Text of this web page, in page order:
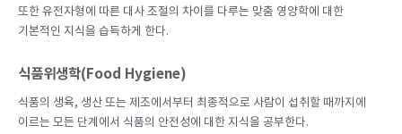
또한 유전자형에 따른 대사 조절의 차이를 다루는 맞춤 영양학에 대한
기본적인 지식을 습득하게 한다.
식품위생학(Food Hygiene)
식품의 생육, 생산 또는 제조에서부터 최종적으로 사람이 섭취할 때까지에
이르는 모든 단계에서 식품의 안전성에 대한 지식을 공부한다.